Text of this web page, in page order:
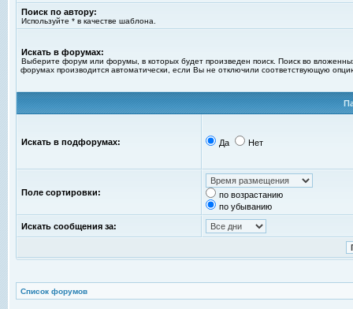
Поиск по автору:
Используйте * в качестве шаблона.
Искать в форумах:
Выберите форум или форумы, в которых будет произведен поиск. Поиск во
форумах производится автоматически, если Вы не отключили соответствующую
Искать в подфорумах: Да Нет
Поле сортировки:
по возрастанию
по убыванию
Искать сообщения за:
Список форумов